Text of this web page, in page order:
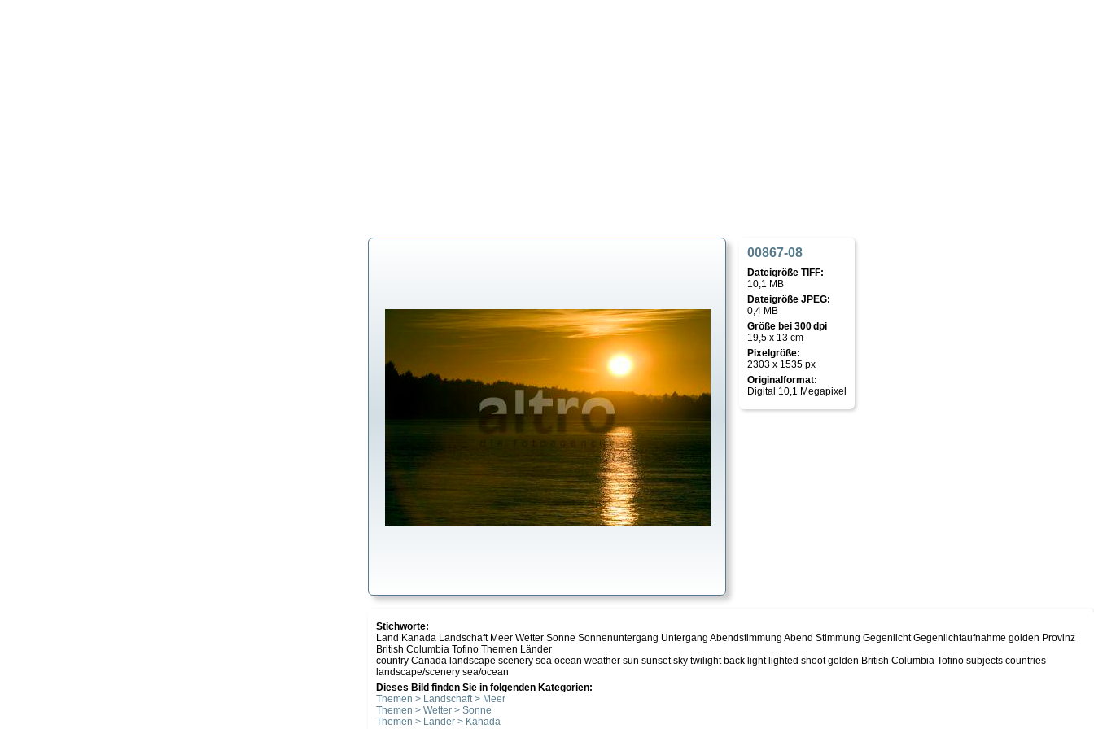
00867-08
Dateigröße TIFF:
10,1 MB
Dateigröße JPEG:
0,4 MB
Größe bei 300 dpi
19,5 x 13 cm
Pixelgröße:
2303 x 1535 px
Originalformat:
Digital 10,1 Megapixel
Stichworte:
Land Kanada Landschaft Meer Wetter Sonne Sonnenuntergang Untergang Abendstimmung Abend Stimmung Gegenlicht Gegenlichtaufnahme golden Provinz
British Columbia Tofino Themen Länder
country Canada landscape scenery sea ocean weather sun sunset sky twilight back light lighted shoot golden British Columbia Tofino subjects countries
landscape/scenery sea/ocean
Dieses Bild finden Sie in folgenden Kategorien:
Themen > Landschaft > Meer
Themen > Wetter > Sonne
Themen > Länder > Kanada